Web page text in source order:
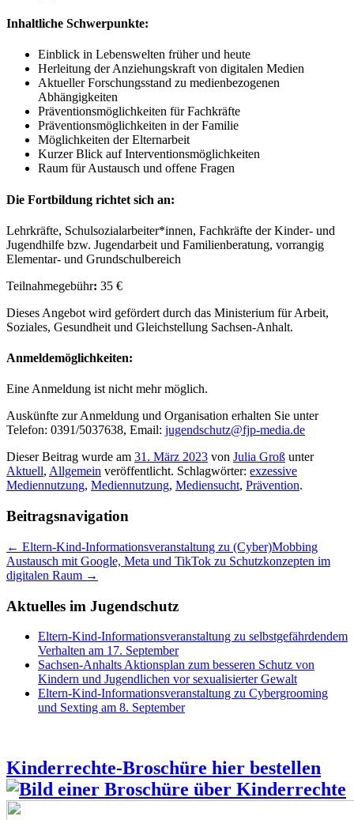
Inhaltliche Schwerpunkte:
Einblick in Lebenswelten früher und heute
Herleitung der Anziehungskraft von digitalen Medien
Aktueller Forschungsstand zu medienbezogenen
Abhängigkeiten
Präventionsmöglichkeiten für Fachkräfte
Präventionsmöglichkeiten in der Familie
Möglichkeiten der Elternarbeit
Kurzer Blick auf Interventionsmöglichkeiten
Raum für Austausch und offene Fragen
Die Fortbildung richtet sich an:
Lehrkräfte, Schulsozialarbeiter*innen, Fachkräfte der Kinder- und
Jugendhilfe bzw. Jugendarbeit und Familienberatung, vorrangig
Elementar- und Grundschulbereich
Teilnahmegebühr: 35 €
Dieses Angebot wird gefördert durch das Ministerium für Arbeit,
Soziales, Gesundheit und Gleichstellung Sachsen-Anhalt.
Anmeldemöglichkeiten:
Eine Anmeldung ist nicht mehr möglich.
Auskünfte zur Anmeldung und Organisation erhalten Sie unter
Telefon: 0391/5037638, Email: jugendschutz@fjp-media.de
Dieser Beitrag wurde am 31. März 2023 von Julia Groß unter
Aktuell, Allgemein veröffentlicht. Schlagwörter: exzessive
Mediennutzung, Mediennutzung, Mediensucht, Prävention.
Beitragsnavigation
← Eltern-Kind-Informationsveranstaltung zu (Cyber)Mobbing
Austausch mit Google, Meta und TikTok zu Schutzkonzepten im
digitalen Raum →
Aktuelles im Jugendschutz
Eltern-Kind-Informationsveranstaltung zu selbstgefährdendem
Verhalten am 17. September
Sachsen-Anhalts Aktionsplan zum besseren Schutz von
Kindern und Jugendlichen vor sexualisierter Gewalt
Eltern-Kind-Informationsveranstaltung zu Cybergrooming
und Sexting am 8. September
Kinderrechte-Broschüre hier bestellen